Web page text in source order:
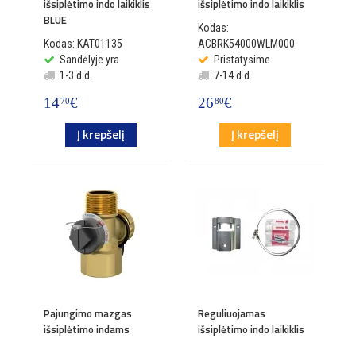
išsiplėtimo indo laikiklis
BLUE
Kodas: KAT01135
Sandėlyje yra
1-3 d.d.
1470€
Į krepšelį
išsiplėtimo indo laikiklis
Kodas:
ACBRK54000WLM000
Pristatysime
7-14 d.d.
2680€
Į krepšelį
Pajungimo mazgas
išsiplėtimo indams
Reguliuojamas
išsiplėtimo indo laikiklis